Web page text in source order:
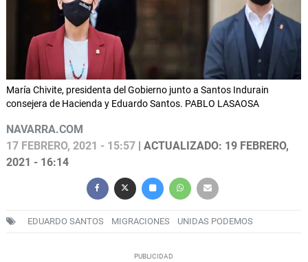
María Chivite, presidenta del Gobierno junto a Santos Indurain
consejera de Hacienda y Eduardo Santos. PABLO LASAOSA
NAVARRA.COM
17 FEBRERO, 2021 - 15:57 | ACTUALIZADO: 19 FEBRERO,
2021 - 16:14
EDUARDO SANTOS MIGRACIONES UNIDAS PODEMOS